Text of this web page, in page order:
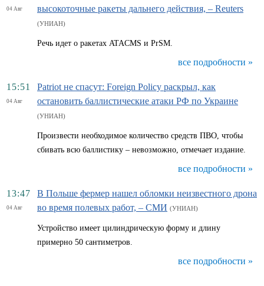
04 Авг
высокоточные ракеты дальнего действия, – Reuters
(УНИАН)
Речь идет о ракетах ATACMS и PrSM.
все подробности »
15:51
04 Авг
Patriot не спасут: Foreign Policy раскрыл, как
остановить баллистические атаки РФ по Украине
(УНИАН)
Произвести необходимое количество средств ПВО, чтобы
сбивать всю баллистику – невозможно, отмечает издание.
все подробности »
13:47
04 Авг
В Польше фермер нашел обломки неизвестного дрона
во время полевых работ, – СМИ (УНИАН)
Устройство имеет цилиндрическую форму и длину
примерно 50 сантиметров.
все подробности »